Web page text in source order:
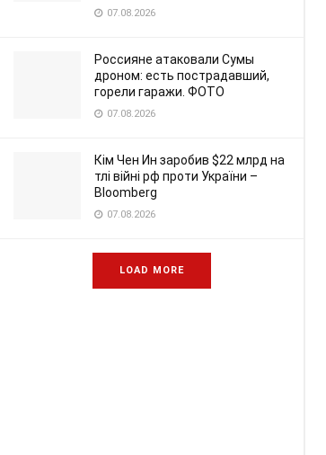
07.08.2026
Россияне атаковали Сумы
дроном: есть пострадавший,
горели гаражи. ФОТО
07.08.2026
Кім Чен Ин заробив $22 млрд на
тлі війні рф проти України –
Bloomberg
07.08.2026
LOAD MORE